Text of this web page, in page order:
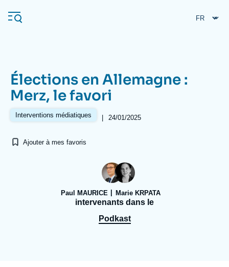
au
contenu
Navigation
principale
L'Ifri
Analyses
Recherches fréquentes
Proche-Orient
Élections en Allemagne :
Merz, le favori
Interventions médiatiques | 24/01/2025
Ajouter à mes favoris
Paul MAURICE Marie KRPATA
intervenants dans le
Podkast